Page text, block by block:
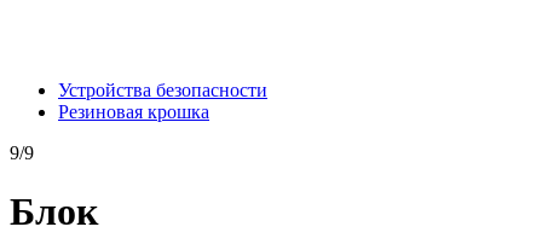
Устройства безопасности
Резиновая крошка
9/9
Блок